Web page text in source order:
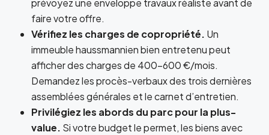
prévoyez une enveloppe travaux réaliste avant de
faire votre offre.
Vérifiez les charges de copropriété. Un
immeuble haussmannien bien entretenu peut
afficher des charges de 400-600 €/mois.
Demandez les procès-verbaux des trois dernières
assemblées générales et le carnet d’entretien.
Privilégiez les abords du parc pour la plus-
value. Si votre budget le permet, les biens avec